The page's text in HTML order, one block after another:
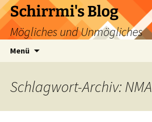
Zum
Inhalt
springen
Schirrmi's Blog
Mögliches und Unmögliches
Menü
Schlagwort-Archiv: NMA